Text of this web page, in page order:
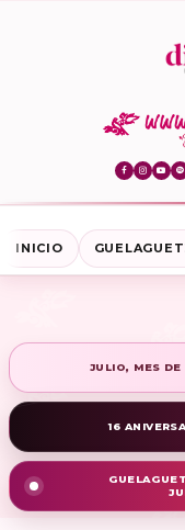
INICIO
JULIO, MES
16